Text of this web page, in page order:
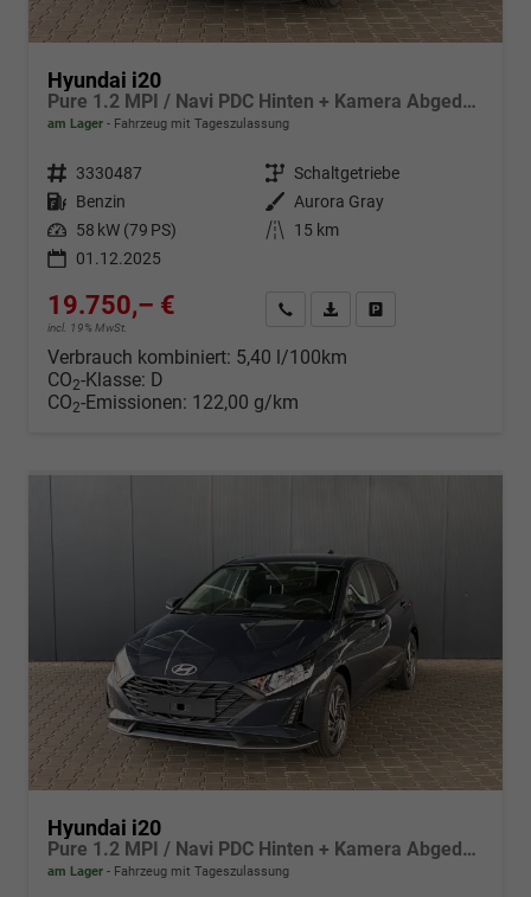
Hyundai i20
Pure 1.2 MPI / Navi PDC Hinten + Kamera Abgedunkelte Scheiben Tempomat Alu 16"
am Lager Fahrzeug mit Tageszulassung
Fahrzeugnr. 3330487 Getriebe Schaltgetriebe
Kraftstoff Benzin Außenfarbe Aurora Gray
Leistung 58 kW (79 PS) Kilometerstand
15 km
01.12.2025
19.750,– €
incl. 19% MwSt.
Wir rufen Sie anFahrzeugexposé (PDF)
Verbrauch kombiniert: 5,40 l/100km
CO2-Klasse: D
CO2-Emissionen: 122,00 g/km
Hyundai i20
Pure 1.2 MPI / Navi PDC Hinten + Kamera Abgedunkelte Scheiben Tempomat Alu 16"
am Lager Fahrzeug mit Tageszulassung